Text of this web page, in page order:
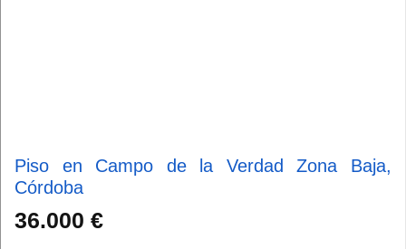
Piso en Campo de la Verdad Zona Baja,
Córdoba
36.000 €